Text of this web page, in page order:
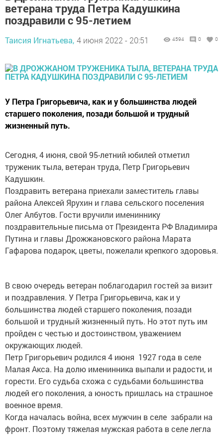
ветерана труда Петра Кадушкина
поздравили с 95-летием
Таисия Игнатьева, 4 июня 2022 - 20:51 4594 0 0
У Петра Григорьевича, как и у большинства людей
старшего поколения, позади большой и трудный
жизненный путь.
Сегодня, 4 июня, свой 95-летний юбилей отметил
труженик тыла, ветеран труда, Петр Григорьевич
Кадушкин.
Поздравить ветерана приехали заместитель главы
района Алексей Ярухин и глава сельского поселения
Олег Албутов. Гости вручили имениннику
поздравительные письма от Президента РФ Владимира
Путина и главы Дрожжановского района Марата
Гафарова подарок, цветы, пожелали крепкого здоровья.
В свою очередь ветеран поблагодарил гостей за визит
и поздравления. У Петра Григорьевича, как и у
большинства людей старшего поколения, позади
большой и трудный жизненный путь. Но этот путь им
пройден с честью и достоинством, уважением
окружающих людей.
Петр Григорьевич родился 4 июня 1927 года в селе
Малая Акса. На долю именинника выпали и радости, и
горести. Его судьба схожа с судьбами большинства
людей его поколения, а юность пришлась на страшное
военное время.
Когда началась война, всех мужчин в селе забрали на
фронт. Поэтому тяжелая мужская работа в селе легла